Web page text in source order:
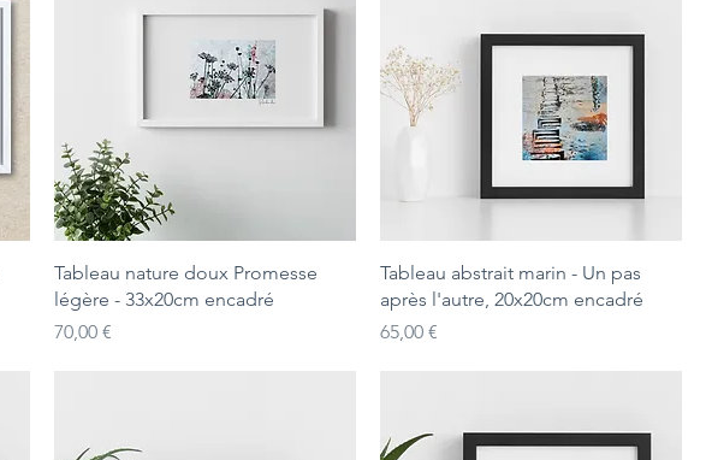
Tableau nature doux Promesse
légère - 33x20cm encadré
Prix
70,00 €
Tableau abstrait marin - Un pas
après l'autre, 20x20cm encadré
Prix
65,00 €